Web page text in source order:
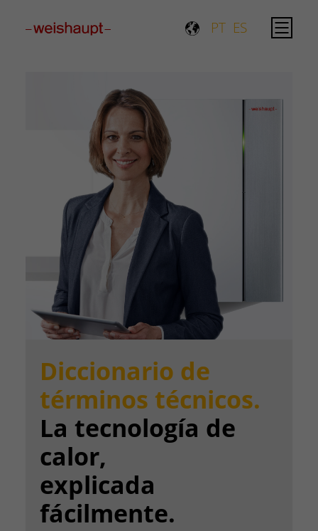
PT ES
Diccionario de
términos técnicos.
La tecnología de
calor,
explicada
fácilmente.